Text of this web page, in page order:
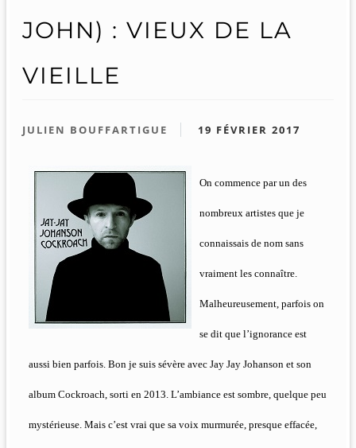
JOHN) : VIEUX DE LA
VIEILLE
JULIEN BOUFFARTIGUE 19 FÉVRIER 2017
On commence par un des
nombreux artistes que je
connaissais de nom sans
vraiment les connaître.
Malheureusement, parfois on
se dit que l’ignorance est
aussi bien parfois. Bon je suis sévère avec Jay Jay Johanson et son
album Cockroach, sorti en 2013. L’ambiance est sombre, quelque peu
mystérieuse. Mais c’est vrai que sa voix murmurée, presque effacée,